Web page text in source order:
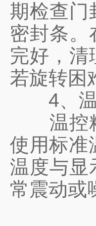
期检查门
密封条。
完好，清
若旋转困
4、温
温控精
使用标准
温度与
常震动或